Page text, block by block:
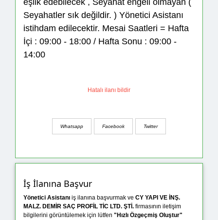
eşlik edebilecek , Seyahat engeli olmayan (
Seyahatler sık değildir. ) Yönetici Asistanı
istihdam edilecektir. Mesai Saatleri = Hafta
İçi : 09:00 - 18:00 / Hafta Sonu : 09:00 -
14:00
Hatalı ilanı bildir
Whatsapp Facebook Twitter
İş İlanına Başvur
Yönetici Asistanı iş ilanına başvurmak ve CY YAPI VE İNŞ.
MALZ. DEMİR SAÇ PROFİL TİC LTD. ŞTİ. firmasının iletişim
bilgilerini görüntülemek için lütfen "Hızlı Özgeçmiş Oluştur"